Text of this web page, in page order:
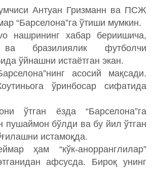
Антуан Гризманн ва ПСЖ
“Барселона”га ўтиши мумкин.
нашрининг хабар бериишича,
бразилиялик футболчи
ўйнашни истаётган экан.
асосий мақсади.
ўринбосар сифатида
ўтган ёзда “Барселона”га
пушаймон бўлди ва бу йил ўтган
истамоқда.
ҳам “кўк-анорранглилар”
афсусда. Бироқ унинг